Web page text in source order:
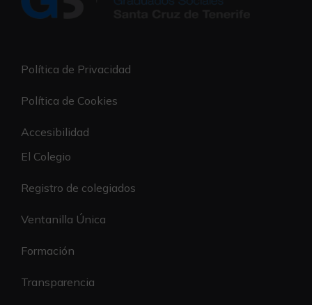
Política de Privacidad
Política de Cookies
Accesibilidad
El Colegio
Registro de colegiados
Ventanilla Única
Formación
Transparencia